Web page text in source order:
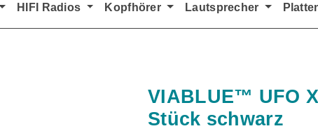
HIFI Radios Kopfhörer Lautsprecher
VIABLUE™ UFO
Stück schwarz